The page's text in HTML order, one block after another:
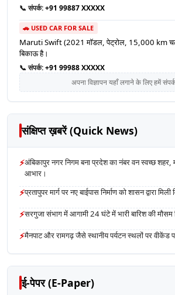
📞 संपर्क:+91 99887 XXXXX
🚗 USED CAR FOR SALE
Maruti Swift (2021 मॉडल, पेट्रोल, 15,000 km
बिकाऊ है।
📞 संपर्क:+91 99988 XXXXX
अपना विज्ञापन यहाँ लगाने के लिए हमें
संक्षिप्त ख़बरें (Quick News)
⚡अंबिकापुर नगर निगम बना प्रदेश का नंबर वन स्वच्छ शहर,
आभार।
⚡प्रतापुपर मार्ग पर नए बाईपास निर्माण को शासन द्वारा मिली
⚡सरगुजा संभाग में आगामी 24 घंटे में भारी बारिश की मौसम
⚡मैनपाट और रामगढ़ जैसे स्थानीय पर्यटन स्थलों पर वीकेंड
ई-पेपर (E-Paper)